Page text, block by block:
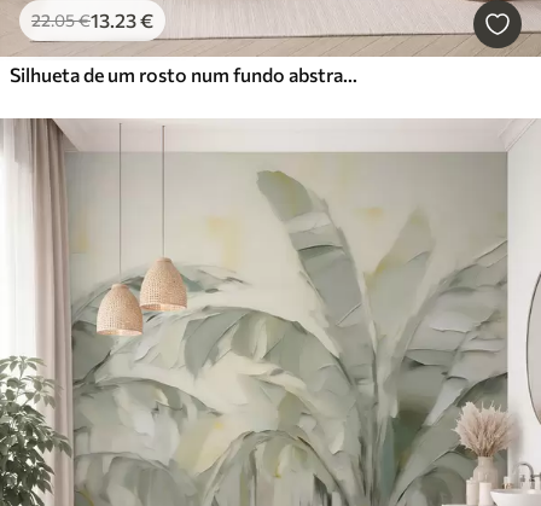
22.05€13 .23€